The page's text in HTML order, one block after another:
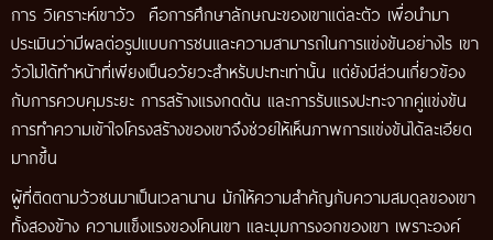
การ วิเคราะห์เขาวัว คือการศึกษาลักษณะของเขาแต่ละตัว เพื่อนำมา
ประเมินว่ามีผลต่อรูปแบบการชนและความสามารถในการแข่งขันอย่างไร เขา
วัวไม่ได้ทำหน้าที่เพียงเป็นอวัยวะสำหรับปะทะเท่านั้น แต่ยังมีส่วนเกี่ยวข้อง
กับการควบคุมระยะ การสร้างแรงกดดัน และการรับแรงปะทะจากคู่แข่งขัน
การทำความเข้าใจโครงสร้างของเขาจึงช่วยให้เห็นภาพการแข่งขันได้ละเอียด
มากขึ้น
ผู้ที่ติดตามวัวชนมาเป็นเวลานาน มักให้ความสำคัญกับความสมดุลของเขา
ทั้งสองข้าง ความแข็งแรงของโคนเขา และมุมการงอกของเขา เพราะองค์